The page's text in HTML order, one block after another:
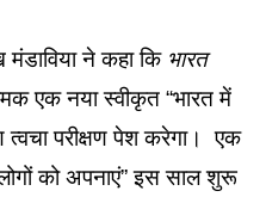
ने कहा कि भारत
एक नया स्वीकृत “भारत में
त्वचा परीक्षण पेश करेगा।  एक
को अपनाएं” इस साल शुरू